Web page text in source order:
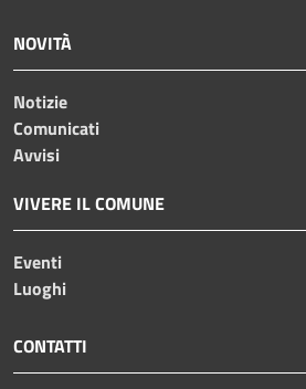
NOVITÀ
Notizie
Comunicati
Avvisi
VIVERE IL COMUNE
Eventi
Luoghi
CONTATTI